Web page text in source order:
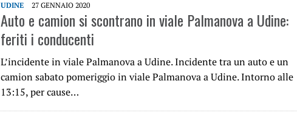
UDINE 27 GENNAIO 2020
Auto e camion si scontrano in viale Palmanova a Udine:
feriti i conducenti
L’incidente in viale Palmanova a Udine. Incidente tra un auto e un
camion sabato pomeriggio in viale Palmanova a Udine. Intorno alle
13:15, per cause…